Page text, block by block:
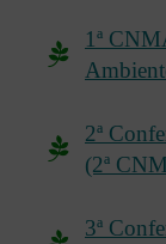
1ª
2ª
(2ª
3ª